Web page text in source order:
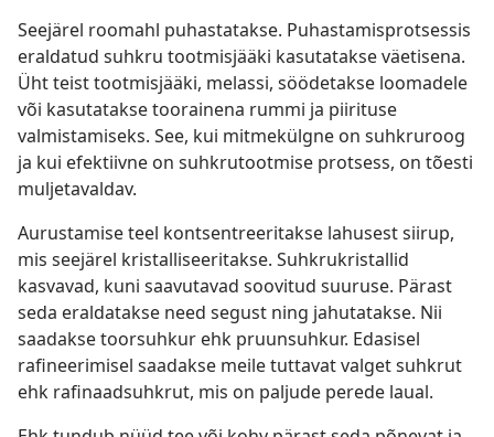
Seejärel roomahl puhastatakse. Puhastamisprotsessis
eraldatud suhkru tootmisjääki kasutatakse väetisena.
Üht teist tootmisjääki, melassi, söödetakse loomadele
või kasutatakse toorainena rummi ja piirituse
valmistamiseks. See, kui mitmekülgne on suhkruroog
ja kui efektiivne on suhkrutootmise protsess, on tõesti
muljetavaldav.
Aurustamise teel kontsentreeritakse lahusest siirup,
mis seejärel kristalliseeritakse. Suhkrukristallid
kasvavad, kuni saavutavad soovitud suuruse. Pärast
seda eraldatakse need segust ning jahutatakse. Nii
saadakse toorsuhkur ehk pruunsuhkur. Edasisel
rafineerimisel saadakse meile tuttavat valget suhkrut
ehk rafinaadsuhkrut, mis on paljude perede laual.